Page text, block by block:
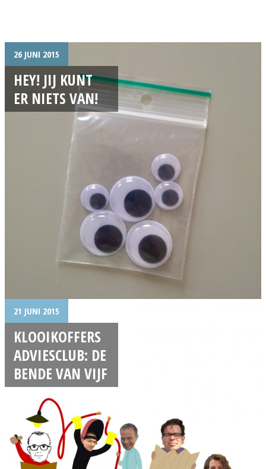
26 JUNI 2015
HEY! JIJ KUNT
ER NIETS VAN!
21 JUNI 2015
KLOOIKOFFERS
ADVIESCLUB: DE
BENDE VAN VIJF